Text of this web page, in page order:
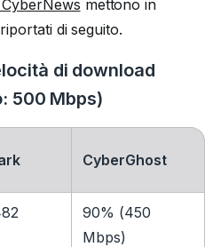
mettono in
di seguito.
di download
500 Mbps)
CyberGhost
90% (450
Mbps)